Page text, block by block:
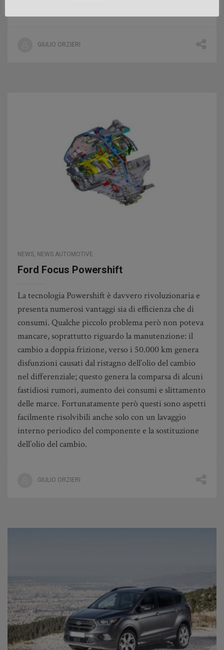
GIULIO ORZIERI
NEWS NEWS AUTOMOTIVE
Ford Focus Powershift
La tecnologia Powershift è davvero rivoluzionaria e
presenta numerosi vantaggi sia di efficienza che di
consumi. Qualche piccolo problema però non poteva
mancare, soprattutto riguardo la manutenzione: il
cambio a doppia frizione, verso i 50.000 km genera
disfunzioni causati dal ristagno dell’olio del cambio
nel differenziale; questo genera la comparsa di alcuni
fastidiosi rumori, aumento dei consumi e slittamento
delle marce. Fortunatamente però questi sono aspetti
facilmente risolvibili anche solo con un lavaggio
interno periodico del componente e la sostituzione
dell’olio del cambio.
GIULIO ORZIERI